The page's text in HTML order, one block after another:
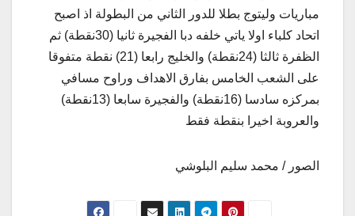
مباريات وليتوج بطلا للدور الثاني من البطولة اذ اصبح
اتحاد كلباء اولا ياتي خلفه دبا الفجيرة ثانيا (30نقطة) ثم
الظفرة ثالثا (24نقطة) والخليج رابعا (21) نقطة متفوقا
على الشعب الخامس بفارق الاهداف وراوح مسافي
بمركزه سادسا (16نقطة) والفجيرة سابعا (13نقطة)
والعروبة اخيرا بنقطة فقط
الصور / محمد سليم البلوشي